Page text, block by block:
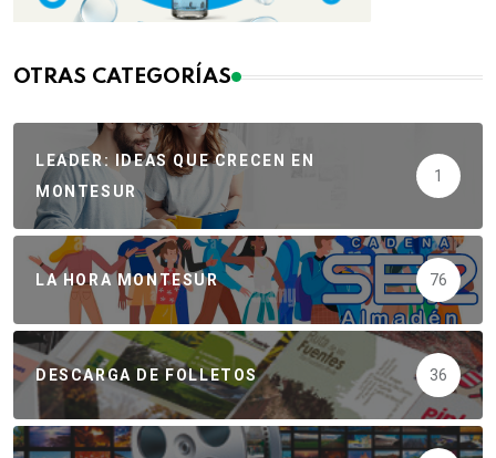
OTRAS CATEGORÍAS
LEADER: IDEAS QUE CRECEN EN
MONTESUR
1
LA HORA MONTESUR 76
DESCARGA DE FOLLETOS 36